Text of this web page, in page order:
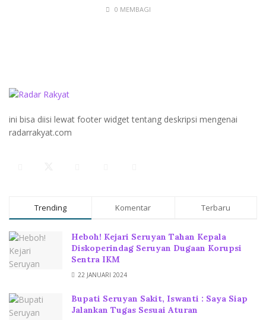
0 MEMBAGI
ini bisa diisi lewat footer widget tentang deskripsi mengenai
radarrakyat.com
Trending Komentar Terbaru
Heboh! Kejari Seruyan Tahan Kepala
Diskoperindag Seruyan Dugaan Korupsi
Sentra IKM
22 JANUARI 2024
Bupati Seruyan Sakit, Iswanti : Saya Siap
Jalankan Tugas Sesuai Aturan